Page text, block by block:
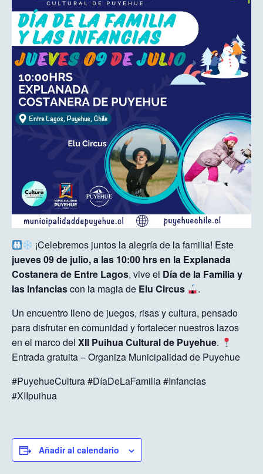
¡Celebremos juntos la alegría de la familia! Este
jueves 09 de julio, a las 10:00 hrs en la Explanada
Costanera de Entre Lagos, vive el Día de la Familia y
las Infanciascon la magia de Elu Circus
.
Un encuentro lleno de juegos, risas y cultura, pensado
para disfrutar en comunidad y fortalecer nuestros lazos
en el marco del XII Puihua Cultural de Puyehue.
Entrada gratuita – Organiza Municipalidad de Puyehue
#PuyehueCultura #DíaDeLaFamilia #Infancias
#XIIpuihua
Añadir al calendario